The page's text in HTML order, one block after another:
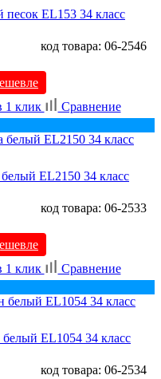
EL153 34 класс
код товара: 06-2546
1 клик
Сравнение
EL2150 34 класс
код товара: 06-2533
1 клик
Сравнение
EL1054 34 класс
код товара: 06-2534